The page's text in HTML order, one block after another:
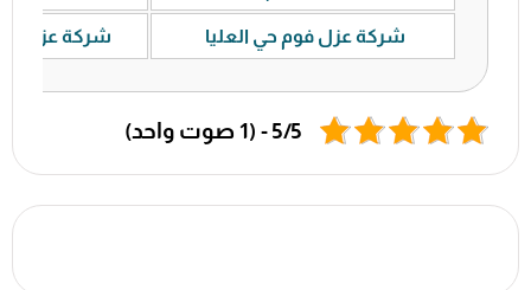
شركة عزل فوم حي العليا شركة عزل
5/5 - (1 صوت واحد)